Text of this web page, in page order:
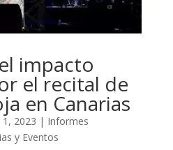
impacto
el recital de
en Canarias
1, 2023 | Informes
y Eventos